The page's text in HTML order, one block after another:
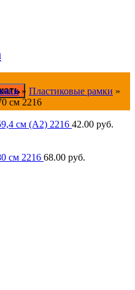
» Пластиковые рамки »
см 2216
см (A2) 2216 42.00 руб.
см 2216 68.00 руб.